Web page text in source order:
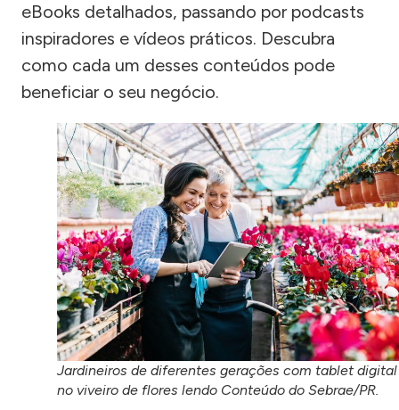
eBooks detalhados, passando por podcasts
inspiradores e vídeos práticos. Descubra
como cada um desses conteúdos pode
beneficiar o seu negócio.
Jardineiros de diferentes gerações com tablet digital
no viveiro de flores lendo Conteúdo do Sebrae/PR.